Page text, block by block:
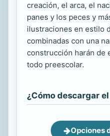
creación, el arca, el
panes y los peces y
ilustraciones en estilo
combinadas con una
construcción harán de
todo preescolar.
¿Cómo descargar
Opciones